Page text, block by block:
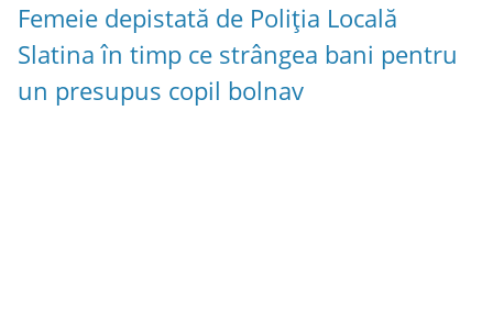
Femeie depistată de Poliția Locală
Slatina în timp ce strângea bani pentru
un presupus copil bolnav